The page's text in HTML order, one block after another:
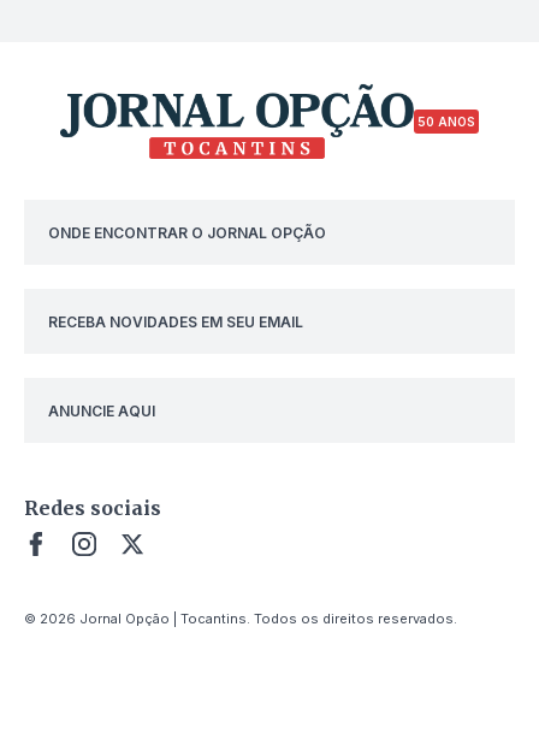
50 ANOS
ONDE ENCONTRAR O JORNAL OPÇÃO
RECEBA NOVIDADES EM SEU EMAIL
ANUNCIE AQUI
Redes sociais
© 2026 Jornal Opção | Tocantins. Todos os direitos reservados.